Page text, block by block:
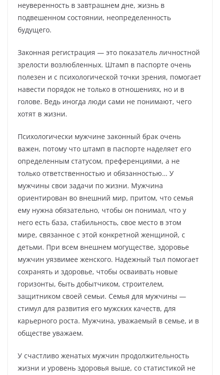
неуверенность в завтрашнем дне, жизнь в
подвешенном состоянии, неопределенность
будущего.
Законная регистрация — это показатель личностной
зрелости возлюбленных. Штамп в паспорте очень
полезен и с психологической точки зрения, помогает
навести порядок не только в отношениях, но и в
голове. Ведь иногда люди сами не понимают, чего
хотят в жизни.
Психологически мужчине законный брак очень
важен, потому что штамп в паспорте наделяет его
определенным статусом, преференциями, а не
только ответственностью и обязанностью… У
мужчины свои задачи по жизни. Мужчина
ориентирован во внешний мир, притом, что семья
ему нужна обязательно, чтобы он понимал, что у
него есть база, стабильность, свое место в этом
мире, связанное с этой конкретной женщиной, с
детьми. При всем внешнем могуществе, здоровье
мужчин уязвимее женского. Надежный тыл помогает
сохранять и здоровье, чтобы осваивать новые
горизонты, быть добытчиком, строителем,
защитником своей семьи. Семья для мужчины —
стимул для развития его мужских качеств, для
карьерного роста. Мужчина, уважаемый в семье, и в
обществе уважаем.
У счастливо женатых мужчин продолжительность
жизни и уровень здоровья выше, со статистикой не